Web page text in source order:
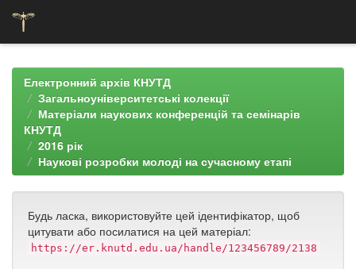
navigationЕлектронний архів КНУТД
Загальноуніверситетські колекції
Матеріали наукових конференцій та семінарів
КНУТД
2016 рік
Наукові розробки молоді на сучасному етапі
Будь ласка, використовуйте цей ідентифікатор, щоб
цитувати або посилатися на цей матеріал:
https://er.knutd.edu.ua/handle/123456789/2138